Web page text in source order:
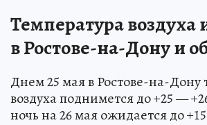
Температура воздуха
в Ростове-на-Дону и
Днем 25 мая в Ростове-на-Дону
воздуха поднимется до +25 —
ночь на 26 мая ожидается до